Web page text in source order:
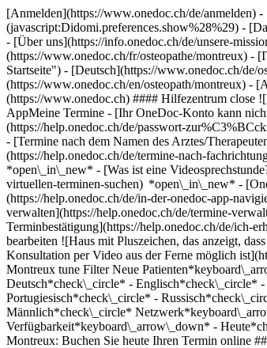
[Anmelden](https://www.onedoc.ch/de/anmelden)
(javascript:Didomi.preferences.show%28%29) -
- [Über uns](https://info.onedoc.ch/de/unsere-
(https://www.onedoc.ch/fr/osteopathe/montreux) -
Startseite") - [Deutsch](https://www.onedoc.ch/de/
(https://www.onedoc.ch/en/osteopath/montreux) -
(https://www.onedoc.ch) #### Hilfezentrum close
AppMeine Termine - [Ihr OneDoc-Konto kann
(https://help.onedoc.ch/de/passwort-
- [Termine nach dem Namen des Arztes/
(https://help.onedoc.ch/de/termine-nach-
*open\_in\_new* - [Was ist eine
virtuellen-terminen-suchen) *open\_in\_new* -
(https://help.onedoc.ch/de/in-der-onedoc-app-